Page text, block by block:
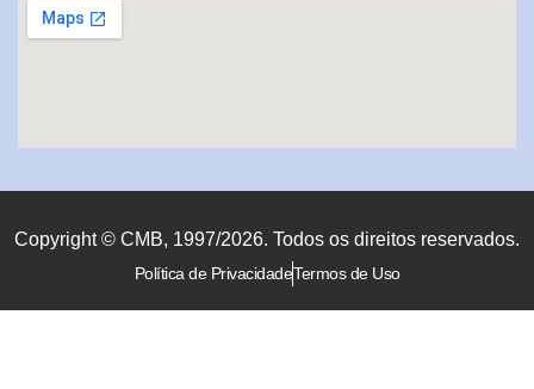
Copyright © CMB, 1997/2026. Todos os direitos reservados.
Política de PrivacidadeTermos de Uso